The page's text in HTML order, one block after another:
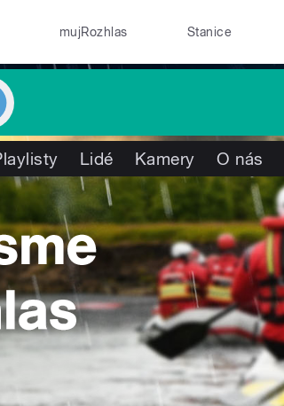
mujRozhlas Stanice
Lidé Kamery O nás